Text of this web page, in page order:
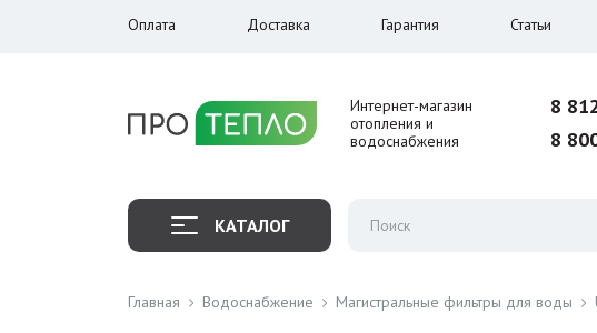
Оплата Доставка Гарантия Статьи
Интернет-магазин
отопления и
водоснабжения
8
8
КАТАЛОГ
Главная Водоснабжение Магистральные фильтры для воды